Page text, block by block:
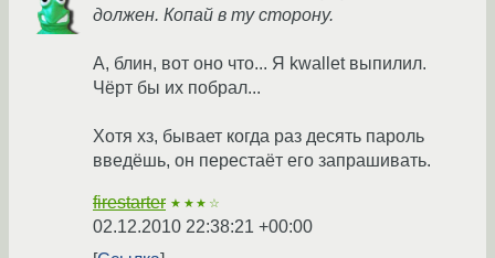
должен. Копай в ту сторону.
А, блин, вот оно что... Я kwallet выпилил.
Чёрт бы их побрал...
Хотя хз, бывает когда раз десять пароль
введёшь, он перестаёт его запрашивать.
firestarter ★★★☆
02.12.2010 22:38:21 +00:00